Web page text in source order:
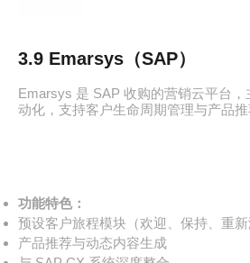
3.9 Emarsys（SAP）
Emarsys 是 SAP 收购的营销云平台，
动化，支持客户生命周期管理与产品推
功能特色：
预设客户旅程模块（欢迎、保持、重新
产品推荐与动态内容生成